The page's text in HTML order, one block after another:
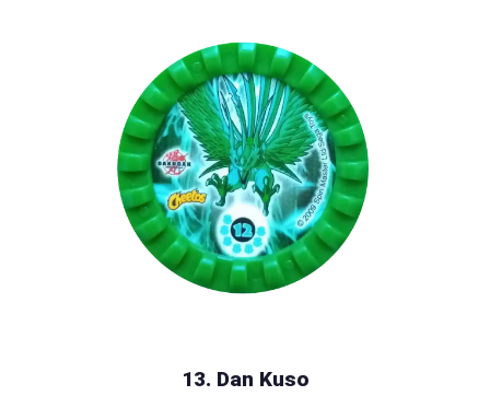
13. Dan Kuso